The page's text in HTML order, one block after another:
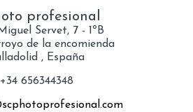
profesional
Servet, 7 - 1ºB
de la encomienda
, España
+34 656344348